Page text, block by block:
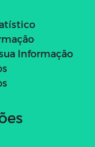
Informação